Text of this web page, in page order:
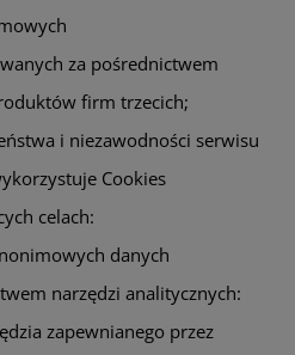
za pośrednictwem
firm trzecich;
i niezawodności serwisu
Cookies
celach:
danych
narzędzi analitycznych:
zapewnianego przez